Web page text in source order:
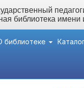
библиотека
библиотеке